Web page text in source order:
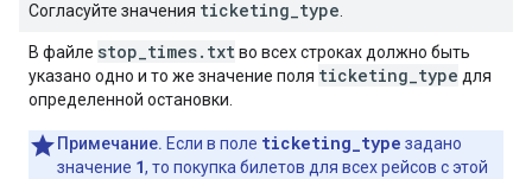
Согласуйте значения ticketing type
В файле stop_times.txtво всех строках должно быть
указано одно и то же значение поля ticketing_type для
определенной остановки.
Примечание. Если в поле ticketing_type задано
значение 1, то покупка билетов для всех рейсов с этой